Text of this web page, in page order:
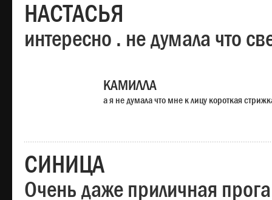
НАСТАСЬЯ
интересно . не думала что
КАМИЛЛА
а я не думала что мне к лицу короткая
СИНИЦА
Очень даже приличная